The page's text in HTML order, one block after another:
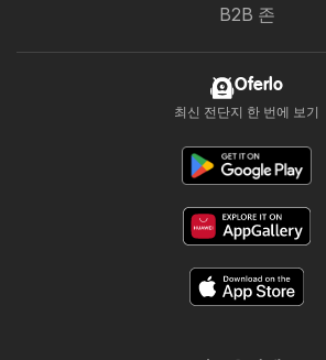
B2B 존
Oferlo
최신 전단지 한 번에 보기